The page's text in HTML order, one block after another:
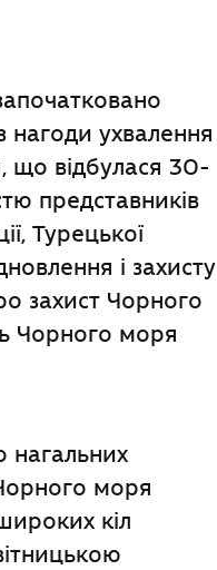
нагоди ухвалення
що відбулася 30-
представників
Турецької
і захисту
захист Чорного
Чорного моря
нагальних
моря
кіл